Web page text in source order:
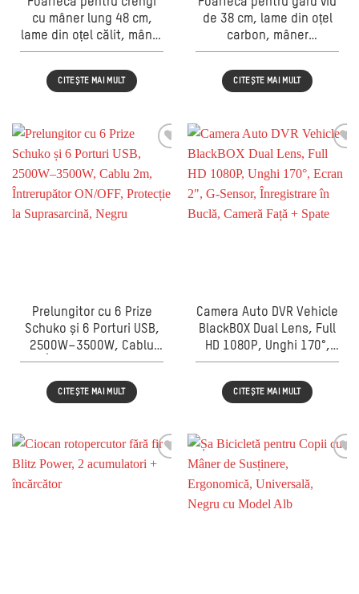
cu mâner lung 48 cm,
lame din oțel călit, mâner
ergonomic antiderapant,
pentru tăiere ramuri, viță
de vie și arbuști
CITEȘTE MAI MULT
de 38 cm, lame din oțel
carbon, mâner
ergonomic antiderapant,
sistem de reglaj al
tensiunii, galben/negru
CITEȘTE MAI MULT
Prelungitor cu 6 Prize
Schuko și 6 Porturi USB,
2500W–3500W, Cablu
2m, Întrerupător ON/OFF,
Protecție la
Suprasarcină, Negru
CITEȘTE MAI MULT
Camera Auto DVR Vehicle
BlackBOX Dual Lens, Full
HD 1080P, Unghi 170°,
Ecran 2″, G-Sensor,
Înregistrare în Buclă,
Cameră Față + Spate
CITEȘTE MAI MULT